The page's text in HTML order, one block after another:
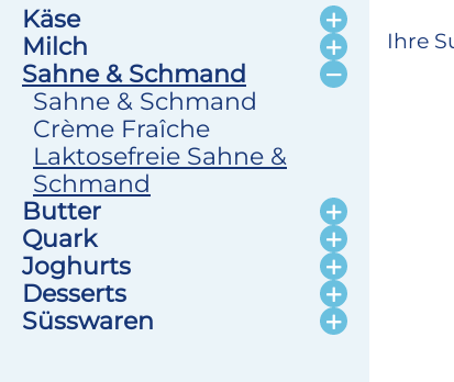
Käse
Milch
Sahne & Schmand
Sahne & Schmand
Crème Fraîche
Laktosefreie Sahne &
Schmand
Butter
Quark
Joghurts
Desserts
Süsswaren
Ihre